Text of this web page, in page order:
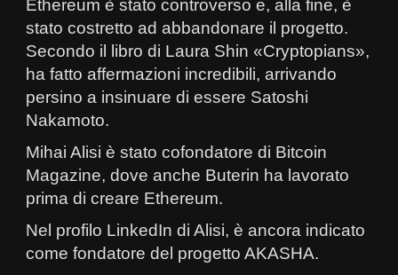
Ethereum è stato controverso e, alla fine, è
stato costretto ad abbandonare il progetto.
Secondo il libro di Laura Shin «Cryptopians»,
ha fatto affermazioni incredibili, arrivando
persino a insinuare di essere Satoshi
Nakamoto.
Mihai Alisi è stato cofondatore di Bitcoin
Magazine, dove anche Buterin ha lavorato
prima di creare Ethereum.
Nel profilo LinkedIn di Alisi, è ancora indicato
come fondatore del progetto AKASHA.